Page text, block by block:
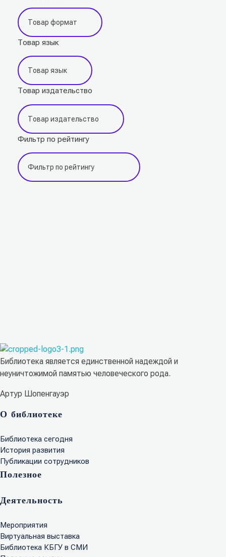
Товар язык
Товар издательство
Фильтр по рейтингу
Библиотека КБГУ
Библиотека КБГУ
Библиотека является единственной надеждой и
неуничтожимой памятью человеческого рода.
Артур Шопенгауэр
О библиотеке
Библиотека сегодня
История развития
Публикации сотрудников
Полезное
Деятельность
Мероприятия
Виртуальная выставка
Библиотека КБГУ в СМИ